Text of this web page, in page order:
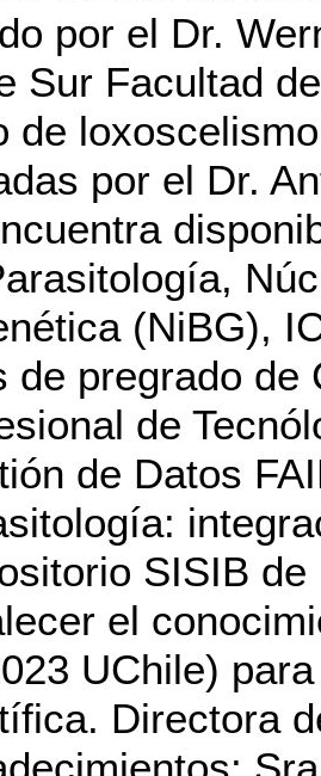
por el Dr.
Sur Facultad
de
por el Dr.
(NiBG),
de pregrado de
de
de Datos
SISIB
el
UChile)
Directora